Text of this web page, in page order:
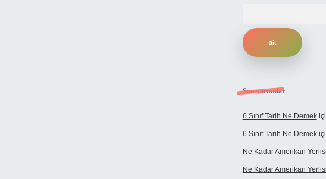
Son yorumlar
6 Sınıf Tarih Ne Demek
6 Sınıf Tarih Ne Demek
Ne Kadar Amerikan
Ne Kadar Amerikan